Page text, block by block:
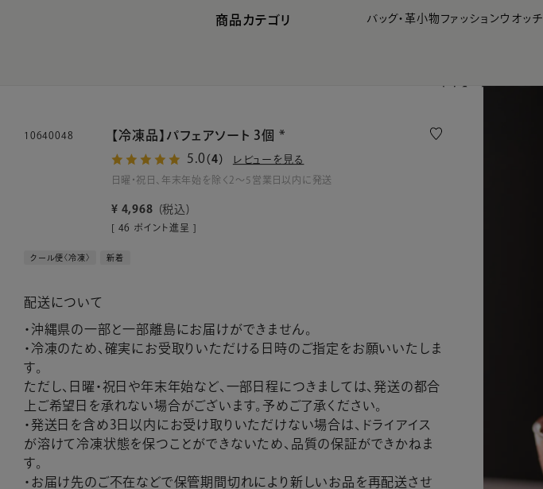
商品カテゴリ バッグ・革小物 ファッションウオッチ
10640048
【冷凍品】パフェアソート 3個 *
5.0 （4） レビューを見る
日曜・祝日、年末年始を除く2～5営業日以内に発送
¥ 4,968 税込
[ 46 ポイント進呈 ]
クール便〈冷凍〉 新着
配送について
・沖縄県の一部と一部離島にお届けができません。
・冷凍のため、確実にお受取りいただける日時のご指定をお願いいたしま
す。
ただし、日曜・祝日や年末年始など、一部日程につきましては、発送の都合
上ご希望日を承れない場合がございます。予めご了承ください。
・発送日を含め3日以内にお受け取りいただけない場合は、ドライアイス
が溶けて冷凍状態を保つことができないため、品質の保証ができかねま
す。
・お届け先のご不在などで保管期間切れにより新しいお品を再配送させ